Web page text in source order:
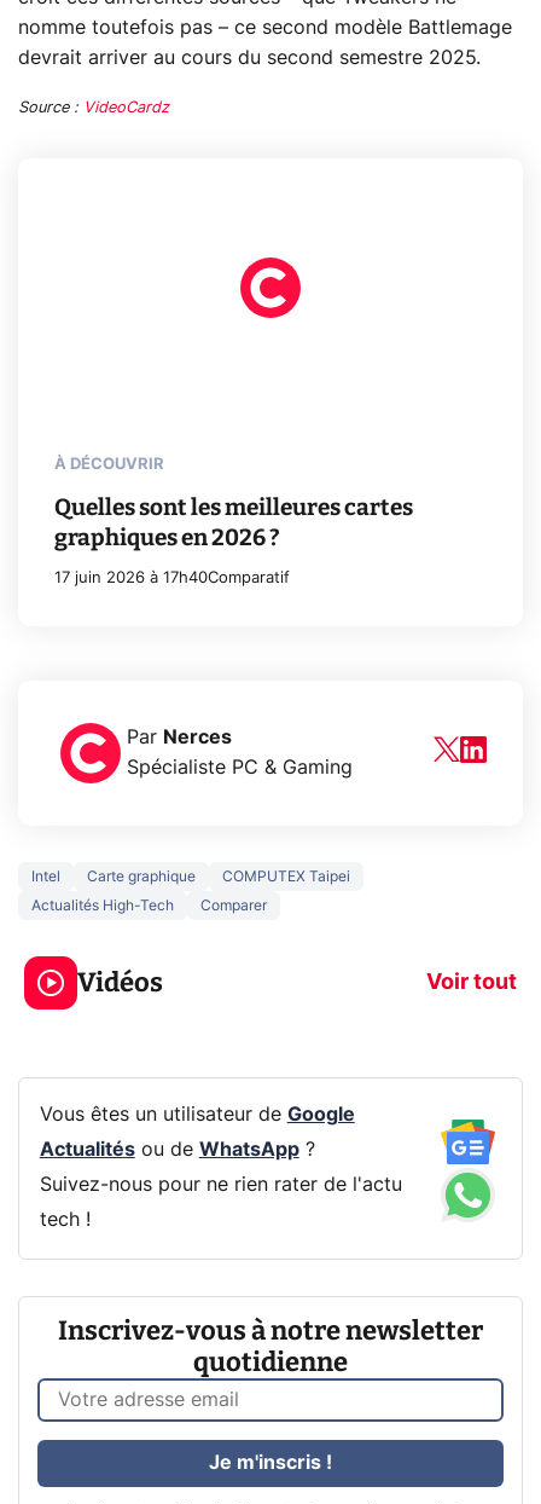
nomme toutefois pas – ce second modèle Battlemage
devrait arriver au cours du second semestre 2025.
Source : VideoCardz
À DÉCOUVRIR
Quelles sont les meilleures cartes
graphiques en 2026 ?
17 juin 2026 à 17h40Comparatif
Par Nerces
Spécialiste PC & Gaming
Intel Carte graphique
COMPUTEX Taipei
Actualités High-Tech
Comparer
Vidéos Voir tout
3 écrans en 1 pour
319€ ? Voici L'AOC
CQ32G4ZA !
prochaine
Vous êtes un utilisateur de Google
Actualitésou de WhatsApp?
Suivez-nous pour ne rien rater de l'actu
tech !
Inscrivez-vous à notre newsletter
quotidienne
Je m'inscris !